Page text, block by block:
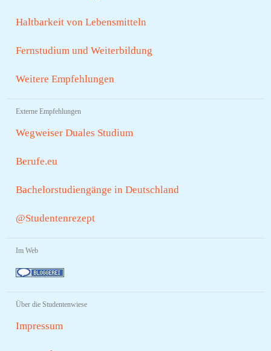
Haltbarkeit von Lebensmitteln
Fernstudium und Weiterbildung
Weitere Empfehlungen
Externe Empfehlungen
Wegweiser Duales Studium
Berufe.eu
Bachelorstudiengänge in Deutschland
@Studentenrezept
Im Web
Über die Studentenwiese
Impressum